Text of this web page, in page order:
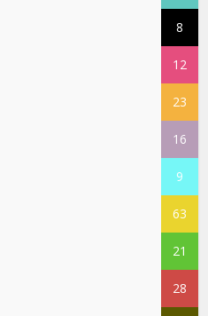
8
12
23
16
9
63
21
28